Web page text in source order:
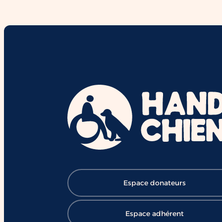
mois de formation,
chaque jour à ouvrir le chemin de la
réussite et de l'inclusion ❤️ 👉
Soutenir HANDI'CHIENS :
https://lnkd.in/eBV53T_7
#HANDICHIENS
#RéussiteScolaire #Inclusion
#ChangerDesVies
Espace donateurs
Espace adhérent